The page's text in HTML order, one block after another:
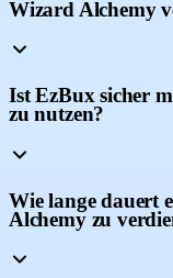
Wizard Alchemy
Ist EzBux sicher
zu nutzen?
Wie lange dauert
Alchemy zu